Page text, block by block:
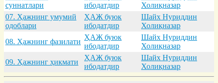
суннaтлaри
ибодатдир
Холиқназар
07. Ҳaжнинг умумий
одоблaри
ҲАЖ буюк
ибодатдир
Шайх Нуриддин
Холиқназар
08. Ҳaжнинг фaзилaти
ҲАЖ буюк
ибодатдир
Шайх Нуриддин
Холиқназар
09. Ҳaжнинг ҳикмaти
ҲАЖ буюк
ибодатдир
Шайх Нуриддин
Холиқназар